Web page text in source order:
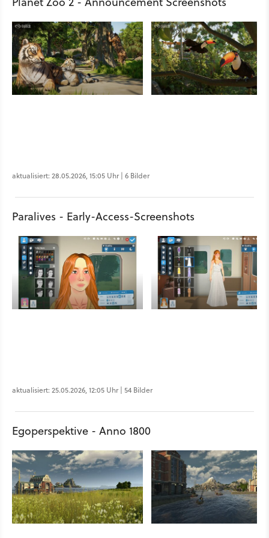
aktualisiert: 28.05.2026, 15:05 Uhr | 6 Bilder
Paralives - Early-Access-Screenshots
aktualisiert: 25.05.2026, 12:05 Uhr | 54 Bilder
Egoperspektive - Anno 1800